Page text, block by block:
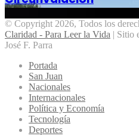
© Copyright 2026, Todos los
Claridad - Para Leer la Vida | Sitio
José F. Parra
Portada
San Juan
Nacionales
Internacionales
Política y Economía
Tecnología
Deportes